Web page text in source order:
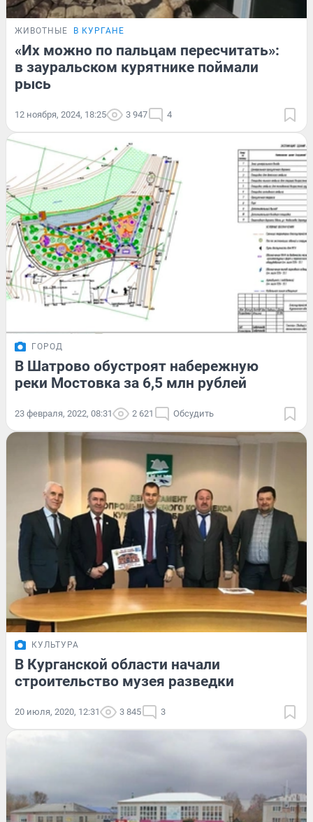
ЖИВОТНЫЕ В КУРГАНЕ
«Их можно по пальцам пересчитать»:
в зауральском курятнике поймали
рысь
12 ноября, 2024, 18:25 3 947 4
ГОРОД
В Шатрово обустроят набережную
реки Мостовка за 6,5 млн рублей
23 февраля, 2022, 08:31 2 621 Обсудить
КУЛЬТУРА
В Курганской области начали
строительство музея разведки
20 июля, 2020, 12:31 3 845 3